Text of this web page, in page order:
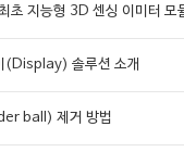
초 지능형 3D 센싱 이미터 모
솔루션 소개
ball) 제거 방법